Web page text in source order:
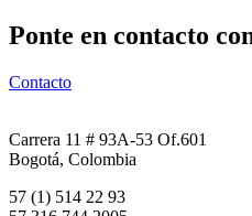
Ponte en contacto
Contacto
Carrera 11 # 93A-53 Of.601
Bogotá, Colombia
57 (1) 514 22 93